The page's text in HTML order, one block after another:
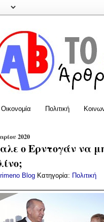
Οικονομία Πολιτική
2020
ο Ερντογάν να
Blog Κατηγορία: Πολιτική